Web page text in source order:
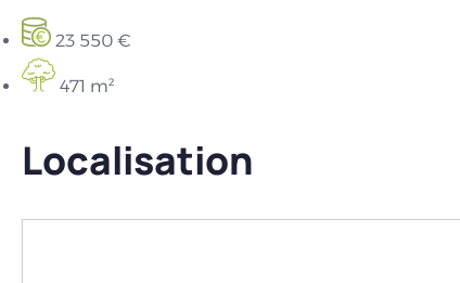
23 550 €
471 m²
Localisation